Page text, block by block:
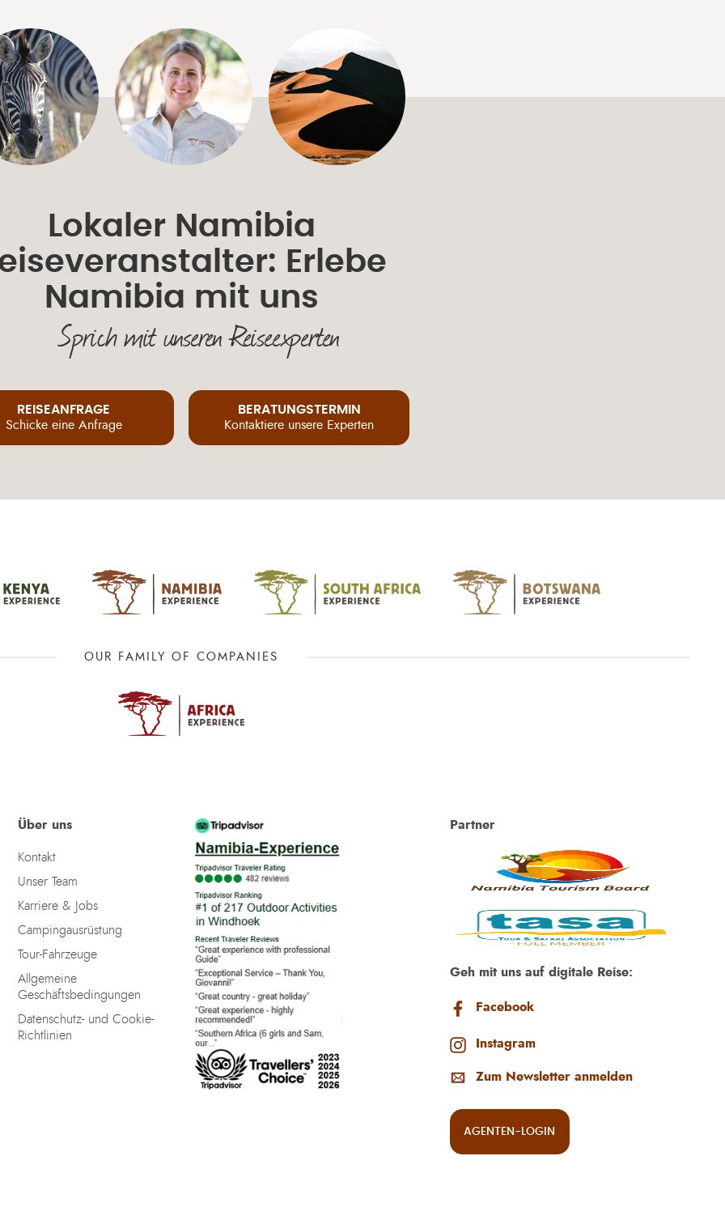
Lokaler Namibia
Erlebe
Namibia mit uns
Sprich mit unseren Reiseexperten
REISEANFRAGE
Schicke eine Anfrage
BERATUNGSTERMIN
Kontaktiere unsere Experten
OUR FAMILY OF COMPANIES
Über uns
Kontakt
Unser Team
Karriere & Jobs
Campingausrüstung
Tour-Fahrzeuge
Allgemeine
Geschäftsbedingungen
Datenschutz- und Cookie-
Richtlinien
Partner
Geh mit uns auf digitale Reise:
Facebook
Instagram
Zum Newsletter anmelden
AGENTEN-LOGIN